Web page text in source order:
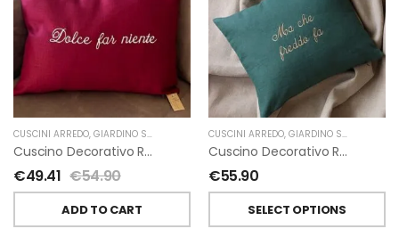
CUSCINI ARREDO, GIARDINO SEGRETO
Cuscino Decorativo Ricamato In Lino “Dolce Far Niente” Giardino Segreto
€49.41 €54.90
ADD TO CART
CUSCINI ARREDO, GIARDINO SEGRETO
Cuscino Decorativo Ricamato In Lino “Ma Che Freddo Fa” Giardino Segreto
€55.90
SELECT OPTIONS